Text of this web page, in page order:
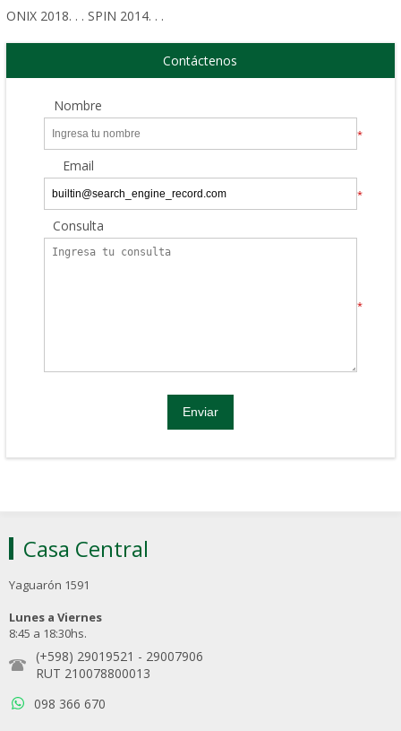
ONIX 2018. . . SPIN 2014. . .
Contáctenos
Nombre
*
Email
*
Consulta
*
Casa Central
Yaguarón 1591
Lunes a Viernes
8:45 a 18:30hs.
(+598) 29019521 - 29007906
RUT 210078800013
098 366 670